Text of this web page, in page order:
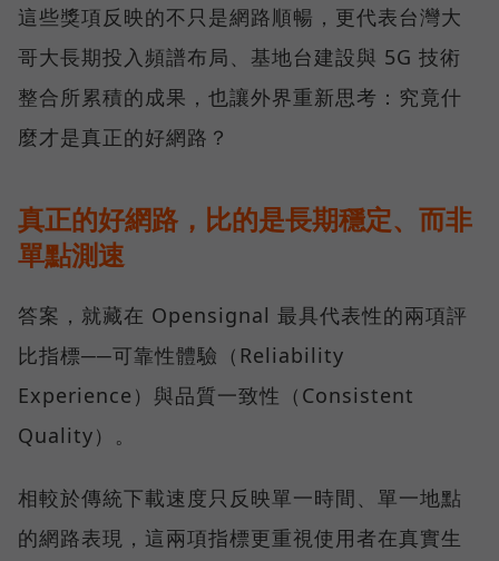
這些獎項反映的不只是網路順暢，更代表台灣大
哥大長期投入頻譜布局、基地台建設與 5G 技術
整合所累積的成果，也讓外界重新思考：究竟什
麼才是真正的好網路？
真正的好網路，比的是長期穩定、而非
單點測速
答案，就藏在 Opensignal 最具代表性的兩項評
比指標──可靠性體驗（Reliability
Experience）與品質一致性（Consistent
Quality）。
相較於傳統下載速度只反映單一時間、單一地點
的網路表現，這兩項指標更重視使用者在真實生